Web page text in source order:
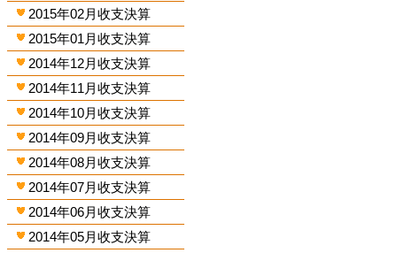
2015年02月收支決算
2015年01月收支決算
2014年12月收支決算
2014年11月收支決算
2014年10月收支決算
2014年09月收支決算
2014年08月收支決算
2014年07月收支決算
2014年06月收支決算
2014年05月收支決算